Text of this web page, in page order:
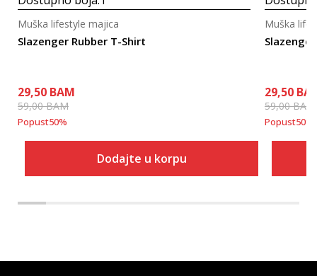
Slazenger Rubber T-Shirt
Muška lifestyle majica
29,50 BAM
59,00BAM
Popust50%
Dodajte u korpu
Muška
29,50
59,00BAM
Popust50%